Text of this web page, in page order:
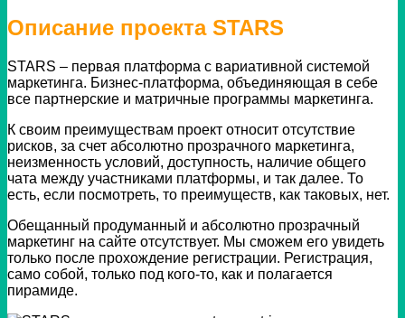
Описание проекта STARS
STARS – первая платформа с вариативной системой
маркетинга. Бизнес-платформа, объединяющая в себе
все партнерские и матричные программы маркетинга.
К своим преимуществам проект относит отсутствие
рисков, за счет абсолютно прозрачного маркетинга,
неизменность условий, доступность, наличие общего
чата между участниками платформы, и так далее. То
есть, если посмотреть, то преимуществ, как таковых, нет.
Обещанный продуманный и абсолютно прозрачный
маркетинг на сайте отсутствует. Мы сможем его увидеть
только после прохождение регистрации. Регистрация,
само собой, только под кого-то, как и полагается
пирамиде.